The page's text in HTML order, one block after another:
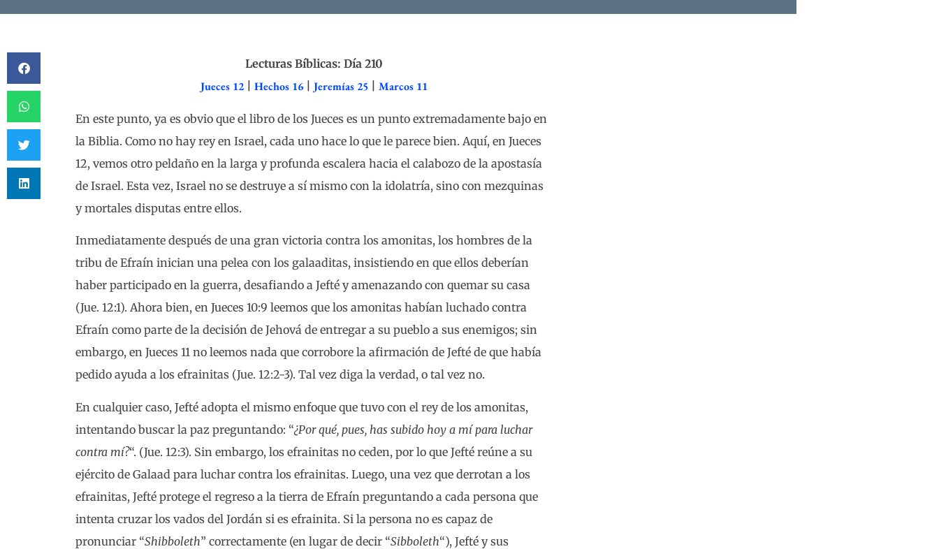
Lecturas Bíblicas: Día 210
Jueces 12| Hechos 16| Jeremías 25| Marcos 11
En este punto, ya es obvio que el libro de los Jueces es un punto extremadamente bajo en
la Biblia. Como no hay rey en Israel, cada uno hace lo que le parece bien. Aquí, en Jueces
12, vemos otro peldaño en la larga y profunda escalera hacia el calabozo de la apostasía
de Israel. Esta vez, Israel no se destruye a sí mismo con la idolatría, sino con mezquinas
y mortales disputas entre ellos.
Inmediatamente después de una gran victoria contra los amonitas, los hombres de la
tribu de Efraín inician una pelea con los galaaditas, insistiendo en que ellos deberían
haber participado en la guerra, desafiando a Jefté y amenazando con quemar su casa
(Jue. 12:1). Ahora bien, en Jueces 10:9 leemos que los amonitas habían luchado contra
Efraín como parte de la decisión de Jehová de entregar a su pueblo a sus enemigos; sin
embargo, en Jueces 11 no leemos nada que corrobore la afirmación de Jefté de que había
pedido ayuda a los efrainitas (Jue. 12:2-3). Tal vez diga la verdad, o tal vez no.
En cualquier caso, Jefté adopta el mismo enfoque que tuvo con el rey de los amonitas,
intentando buscar la paz preguntando: “¿Por qué, pues, has subido hoy a mí para luchar
contra mí?“. (Jue. 12:3). Sin embargo, los efrainitas no ceden, por lo que Jefté reúne a su
ejército de Galaad para luchar contra los efrainitas. Luego, una vez que derrotan a los
efrainitas, Jefté protege el regreso a la tierra de Efraín preguntando a cada persona que
intenta cruzar los vados del Jordán si es efrainita. Si la persona no es capaz de
pronunciar “Shibboleth” correctamente (en lugar de decir “Sibboleth“), Jefté y sus